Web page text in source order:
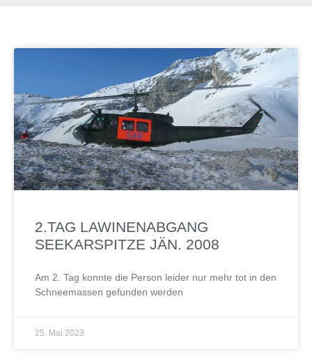
2.TAG LAWINENABGANG
SEEKARSPITZE JÄN. 2008
Am 2. Tag konnte die Person leider nur mehr tot in den
Schneemassen gefunden werden
25. Mai 2023